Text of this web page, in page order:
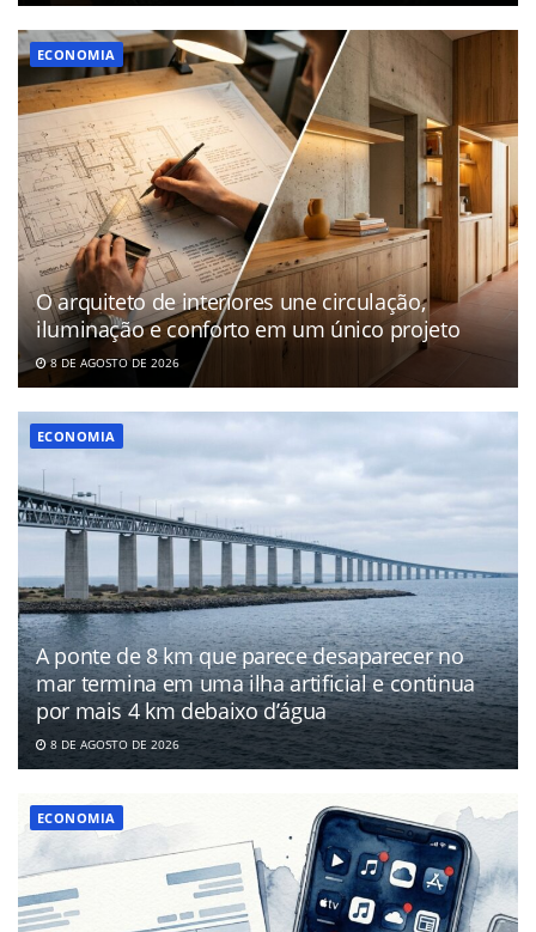
ECONOMIA
O arquiteto de interiores une circulação,
iluminação e conforto em um único projeto
8 DE AGOSTO DE 2026
ECONOMIA
A ponte de 8 km que parece desaparecer no
mar termina em uma ilha artificial e continua
por mais 4 km debaixo d’água
8 DE AGOSTO DE 2026
ECONOMIA